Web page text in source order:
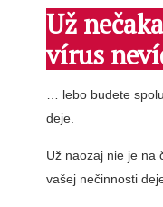
Už
vírus
… lebo budete
deje.
Už naozaj nie je na
vašej nečinnosti